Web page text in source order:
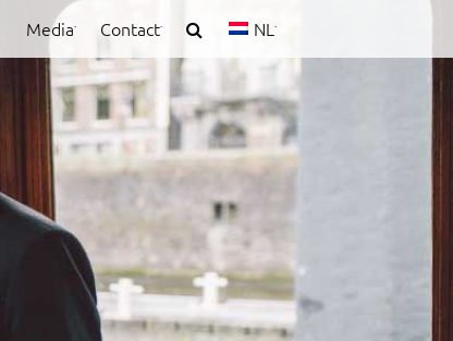
Media Contact NL